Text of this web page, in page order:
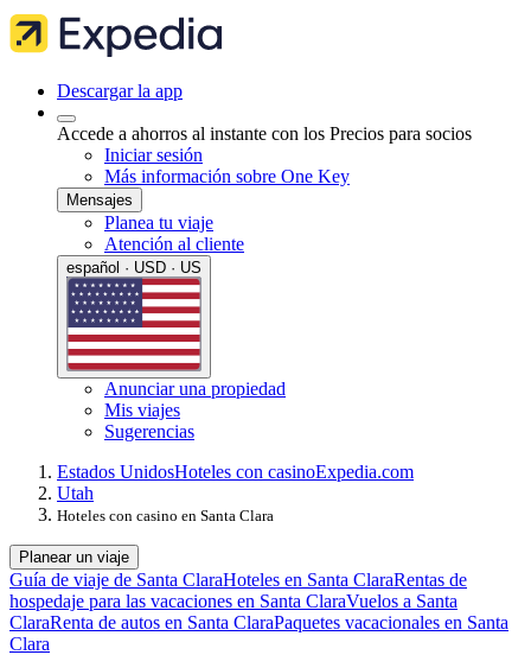
Descargar la app
Accede a ahorros al instante con los Precios para socios
Iniciar sesión
Más información sobre One Key
Mensajes
Planea tu viaje
Atención al cliente
español · USD · US
Anunciar una propiedad
Mis viajes
Sugerencias
Estados UnidosHoteles con casinoExpedia.com
Utah
Hoteles con casino en Santa Clara
Planear un viaje
Guía de viaje de Santa ClaraHoteles en Santa ClaraRentas de
hospedaje para las vacaciones en Santa ClaraVuelos a Santa
ClaraRenta de autos en Santa ClaraPaquetes vacacionales en Santa
Clara